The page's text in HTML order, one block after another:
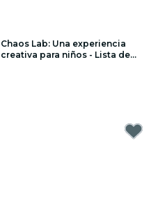
Chaos Lab: Una experiencia
creativa para niños - Lista de